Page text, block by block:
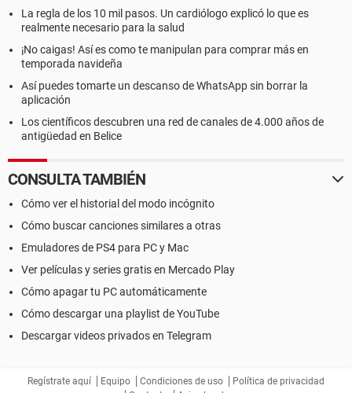
La regla de los 10 mil pasos. Un cardiólogo explicó lo que es
realmente necesario para la salud
¡No caigas! Así es como te manipulan para comprar más en
temporada navideña
Así puedes tomarte un descanso de WhatsApp sin borrar la
aplicación
Los científicos descubren una red de canales de 4.000 años de
antigüedad en Belice
CONSULTA TAMBIÉN
Cómo ver el historial del modo incógnito
Cómo buscar canciones similares a otras
Emuladores de PS4 para PC y Mac
Ver películas y series gratis en Mercado Play
Cómo apagar tu PC automáticamente
Cómo descargar una playlist de YouTube
Descargar videos privados en Telegram
Regístrate aquí Equipo Condiciones de uso
Política de privacidad